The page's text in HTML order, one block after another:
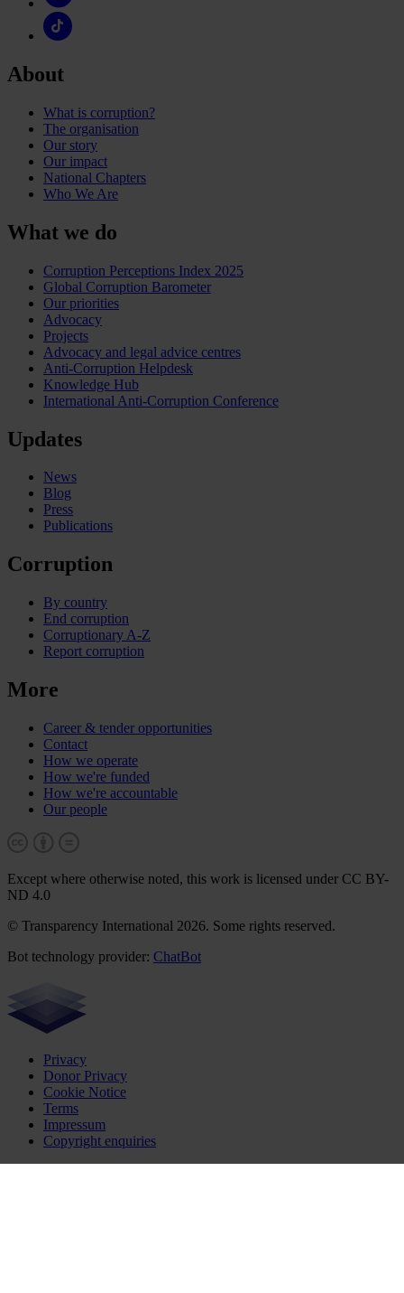
About
What is corruption?
The organisation
Our story
Our impact
National Chapters
Who We Are
What we do
Corruption Perceptions Index 2025
Global Corruption Barometer
Our priorities
Advocacy
Projects
Advocacy and legal advice centres
Anti-Corruption Helpdesk
Knowledge Hub
International Anti-Corruption Conference
Updates
News
Blog
Press
Publications
Corruption
By country
End corruption
Corruptionary A-Z
Report corruption
More
Career & tender opportunities
Contact
How we operate
How we're funded
How we're accountable
Our people
Except where otherwise noted, this work is licensed under CC BY-
ND 4.0
© Transparency International 2026. Some rights reserved.
Bot technology provider: ChatBot
Privacy
Donor Privacy
Cookie Notice
Terms
Impressum
Copyright enquiries